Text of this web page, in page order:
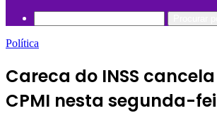
Política
Careca do INSS
CPMI nesta segunda-